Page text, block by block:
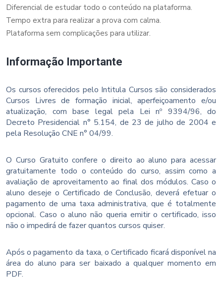
Diferencial de estudar todo o conteúdo na plataforma.
Tempo extra para realizar a prova com calma.
Plataforma sem complicações para utilizar.
Informação Importante
Os cursos oferecidos pelo Intitula Cursos são considerados
Cursos Livres de formação inicial, aperfeiçoamento e/ou
atualização, com base legal pela Lei nº 9394/96, do
Decreto Presidencial n° 5.154, de 23 de julho de 2004 e
pela Resolução CNE n° 04/99.
O Curso Gratuito confere o direito ao aluno para acessar
gratuitamente todo o conteúdo do curso, assim como a
avaliação de aproveitamento ao final dos módulos. Caso o
aluno deseje o Certificado de Conclusão, deverá efetuar o
pagamento de uma taxa administrativa, que é totalmente
opcional. Caso o aluno não queria emitir o certificado, isso
não o impedirá de fazer quantos cursos quiser.
Após o pagamento da taxa, o Certificado ficará disponível na
área do aluno para ser baixado a qualquer momento em
PDF.